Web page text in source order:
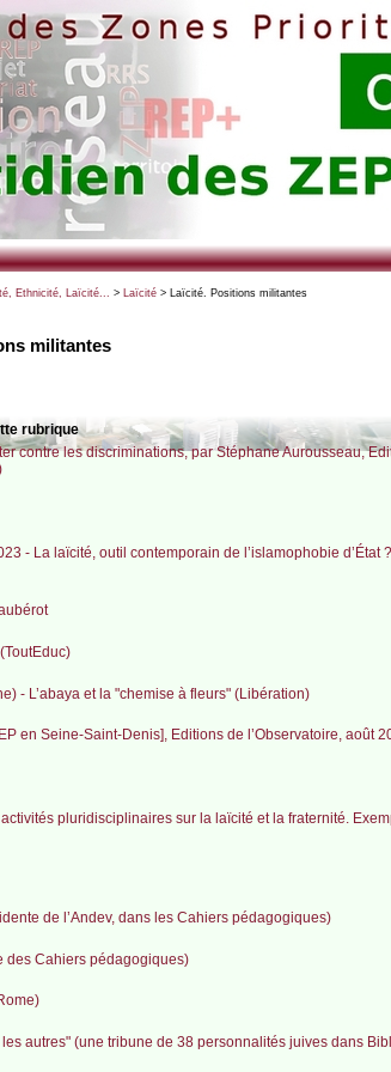
Ethnicité, Laïcité... > Laïcité> Laïcité. Positions militantes
militantes
rubrique
contre les discriminations, par Stéphane Aurousseau,
- La laïcité, outil contemporain de l’islamophobie d’État
- L’abaya et la "chemise à fleurs" (Libération)
en Seine-Saint-Denis], Editions de l’Observatoire, août
pluridisciplinaires sur la laïcité et la fraternité.
de l’Andev, dans les Cahiers pédagogiques)
des Cahiers pédagogiques)
autres" (une tribune de 38 personnalités juives dans